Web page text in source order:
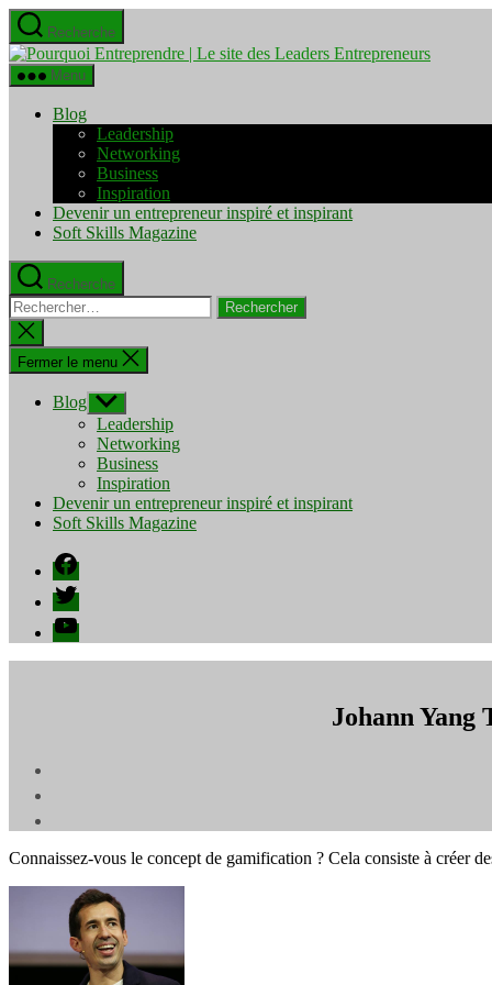
Aller
au
contenu
Recherche
Pourquoi
Menu
Blog
Leadership
Networking
Business
Inspiration
Devenir un entrepreneur inspiré et inspirant
Soft Skills Magazine
Recherche
Rechercher :
Fermer
la
recherche
Fermer le menu
Blog Afficher
le
sous-
menu
Leadership
Networking
Business
Inspiration
Devenir un entrepreneur inspiré et inspirant
Soft Skills Magazine
Facebook
Twitter
YouTube
Johann Yang
Connaissez-vous le concept de gamification ? Cela consiste à créer